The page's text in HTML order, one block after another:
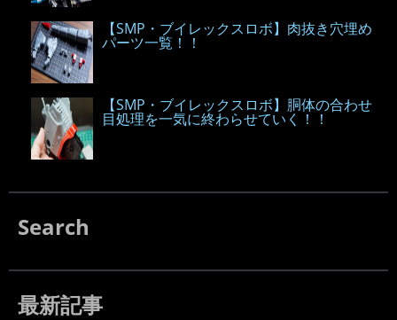
【SMP・ブイレックスロボ】肉抜き穴埋め
パーツ一覧！！
【SMP・ブイレックスロボ】胴体の合わせ
目処理を一気に終わらせていく！！
Search
最新記事